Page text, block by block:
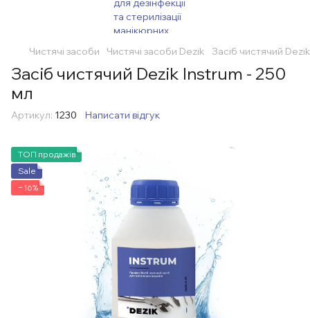
Чистячі засоби Чистячі засоби Dezik Засіб чистячий
Засіб чистячий Dezik Instrum - 250
мл
Артикул: 1230 Написати відгук
ТОП продажів
Sale
−16%